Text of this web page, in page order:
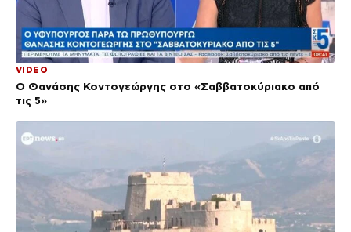
VIDEO
Ο Θανάσης Κοντογεώργης στο «Σαββατοκύριακο από
τις 5»